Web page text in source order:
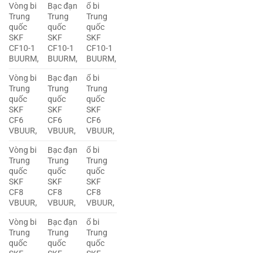
Vòng bi
Trung
quốc
SKF
CF10-1
BUURM,
Bạc đạn
Trung
quốc
SKF
CF10-1
BUURM,
ổ bi
Trung
quốc
SKF
CF10-1
BUURM,
Vòng bi
Trung
quốc
SKF
CF6
VBUUR,
Bạc đạn
Trung
quốc
SKF
CF6
VBUUR,
ổ bi
Trung
quốc
SKF
CF6
VBUUR,
Vòng bi
Trung
quốc
SKF
CF8
VBUUR,
Bạc đạn
Trung
quốc
SKF
CF8
VBUUR,
ổ bi
Trung
quốc
SKF
CF8
VBUUR,
Vòng bi
Trung
quốc
Bạc đạn
Trung
quốc
ổ bi
Trung
quốc